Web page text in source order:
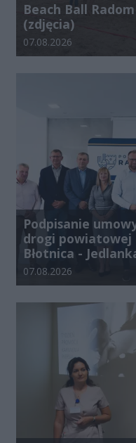
Beach Ball
(zdjęcia)
Data dodania galerii:
07.08.2026
Podpisanie
drogi powiatowej
Błotnica -
Data dodania galerii:
07.08.2026